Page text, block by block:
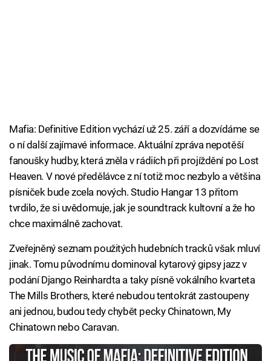
Mafia: Definitive Edition vychází už 25. září a dozvídáme se
o ní další zajímavé informace. Aktuální zpráva nepotěší
fanoušky hudby, která zněla v rádiích při projíždění po Lost
Heaven. V nové předělávce z ní totiž moc nezbylo a většina
písniček bude zcela nových. Studio Hangar 13 přitom
tvrdilo, že si uvědomuje, jak je soundtrack kultovní a že ho
chce maximálně zachovat.
Zveřejněný seznam použitých hudebních tracků však mluví
jinak. Tomu původnímu dominoval kytarový gipsy jazz v
podání Django Reinhardta a taky písně vokálního kvarteta
The Mills Brothers, které nebudou tentokrát zastoupeny
ani jednou, budou tedy chybět pecky Chinatown, My
Chinatown nebo Caravan.